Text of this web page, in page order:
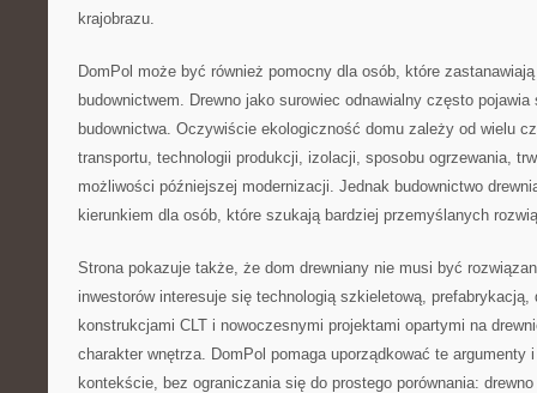
krajobrazu.
DomPol może być również pomocny dla osób, które
budownictwem. Drewno jako surowiec odnawialny często
budownictwa. Oczywiście ekologiczność domu zależy od wielu
transportu, technologii produkcji, izolacji, sposobu ogrzewania,
możliwości późniejszej modernizacji. Jednak budownictwo
kierunkiem dla osób, które szukają bardziej przemyślanych
Strona pokazuje także, że dom drewniany nie musi być
inwestorów interesuje się technologią szkieletową, prefabrykacją,
konstrukcjami CLT i nowoczesnymi projektami opartymi na
charakter wnętrza. DomPol pomaga uporządkować te
kontekście, bez ograniczania się do prostego porównania: